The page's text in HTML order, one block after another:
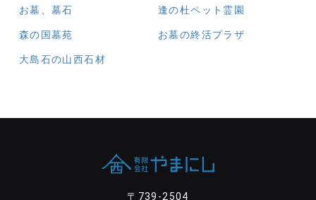
お墓、墓石 逢の杜ペット霊園
森の国墓苑 お墓の終活プラザ
大島石の山西石材
〒739-2504